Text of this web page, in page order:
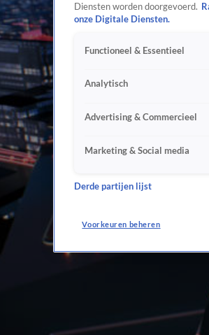
Diensten worden doorgevoerd.
onze Digitale Diensten.
Functioneel & Essentieel
Analytisch
Advertising & Commercieel
Marketing & Social media
Derde partijen lijst
Voorkeuren beheren